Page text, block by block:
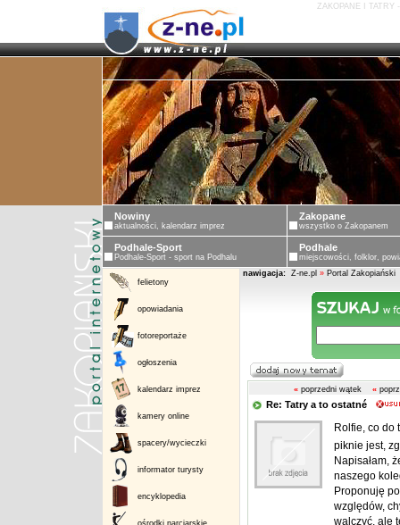
ZAKOPANE I TATRY
Nowiny
aktualności, kalendarz imprez
Zakopane
wszystko o Zakopanem
Podhale-Sport
Podhale-Sport - sport na Podhalu
Podhale
miejscowości, folklor,
felietony
opowiadania
fotoreportaże
ogłoszenia
kalendarz imprez
kamery online
spacery/wycieczki
informator turysty
encyklopedia
ośrodki narciarskie
nawigacja: Z-ne.pl » Portal Zakopiański
«poprzedni wątek «
Re: Tatry a to ostatné
Rolfie, co do
piknie jest,
Napisałam,
naszego
Proponuję
względów,
walczyć, ale